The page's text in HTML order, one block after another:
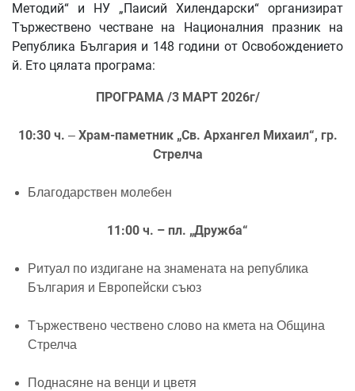
Методий“ и НУ „Паисий Хилендарски“ организират
Тържествено честване на Националния празник на
Република България и 148 години от Освобождението
й. Ето цялата програма:
ПРОГРАМА /3 МАРТ 2026г/
10:30 ч. – Храм-паметник „Св. Архангел Михаил“, гр.
Стрелча
Благодарствен молебен
11:00 ч. – пл. „Дружба“
Ритуал по издигане на знамената на република
България и Европейски съюз
Тържествено чествено слово на кмета на Община
Стрелча
Поднасяне на венци и цветя